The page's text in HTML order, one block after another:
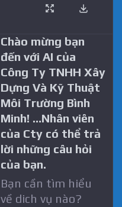
Chào mừng bạn
đến với AI của
Công Ty TNHH Xây
Dựng Và Kỹ Thuật
Môi Trường Bình
Minh! …Nhân viên
của Cty có thể trả
lời những câu hỏi
của bạn.
Bạn cần tìm hiểu
về dich vụ nào?